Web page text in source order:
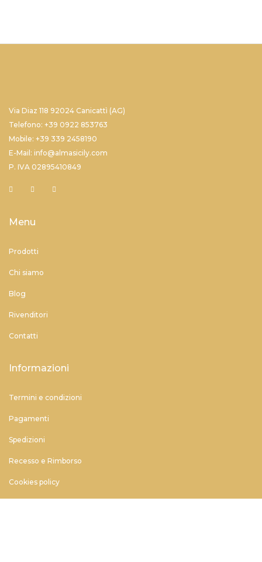
Via Diaz 118 92024 Canicattì (AG)
Telefono: +39 0922 853763
Mobile: +39 339 2458190
E-Mail: info@almasicily.com
P. IVA 02895410849
Menu
Prodotti
Chi siamo
Blog
Rivenditori
Contatti
Informazioni
Termini e condizioni
Pagamenti
Spedizioni
Recesso e Rimborso
Cookies policy